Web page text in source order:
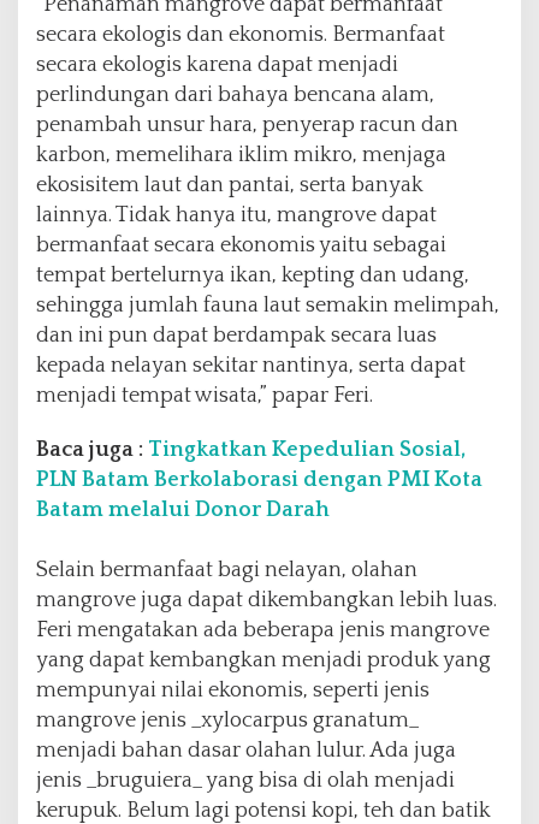
secara ekologis dan ekonomis. Bermanfaat
secara ekologis karena dapat menjadi
perlindungan dari bahaya bencana alam,
penambah unsur hara, penyerap racun dan
karbon, memelihara iklim mikro, menjaga
ekosisitem laut dan pantai, serta banyak
lainnya. Tidak hanya itu, mangrove dapat
bermanfaat secara ekonomis yaitu sebagai
tempat bertelurnya ikan, kepting dan udang,
sehingga jumlah fauna laut semakin melimpah,
dan ini pun dapat berdampak secara luas
kepada nelayan sekitar nantinya, serta dapat
menjadi tempat wisata,” papar Feri.
Baca juga : Tingkatkan Kepedulian Sosial,
PLN Batam Berkolaborasi dengan PMI Kota
Batam melalui Donor Darah
Selain bermanfaat bagi nelayan, olahan
mangrove juga dapat dikembangkan lebih luas.
Feri mengatakan ada beberapa jenis mangrove
yang dapat kembangkan menjadi produk yang
mempunyai nilai ekonomis, seperti jenis
mangrove jenis _xylocarpus granatum_
menjadi bahan dasar olahan lulur. Ada juga
jenis _bruguiera_ yang bisa di olah menjadi
kerupuk. Belum lagi potensi kopi, teh dan batik